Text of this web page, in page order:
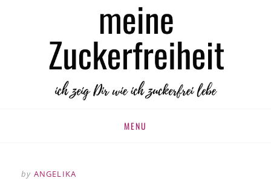
MEINE
ZUCKERFREIHEIT
zuckerfrei leben
MENU
by ANGELIKA